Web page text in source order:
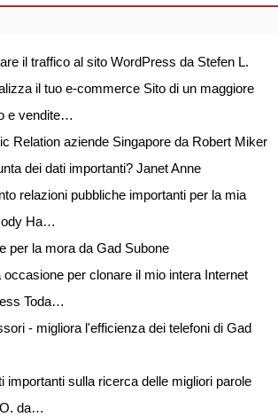
il traffico al sito WordPress da Stefen L.
il tuo e-commerce Sito di un maggiore
e vendite…
Relation aziende Singapore da Robert Miker
dei dati importanti? Janet Anne
relazioni pubbliche importanti per la mia
Ha…
per la mora da Gad Subone
per clonare il mio intera Internet
Toda…
- migliora l'efficienza dei telefoni di Gad
importanti sulla ricerca delle migliori parole
da…